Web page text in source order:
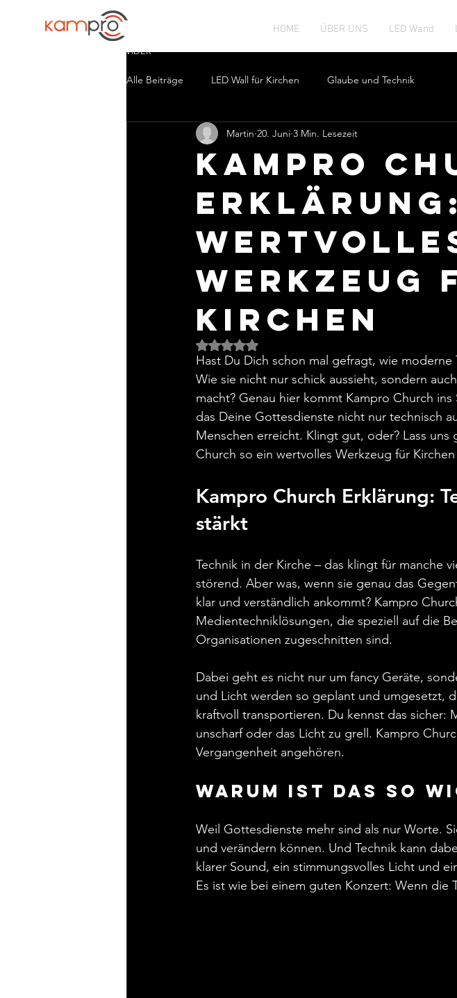
CHURCH SOLUTION PROVIDER
HOME ÜBER UNS LED Wand
Alle Beiträge LED Wall für Kirchen Glaube und Technik
Kampro
Erklärung:
Werkzeug
Kirchen
Martin 20. Juni 3 Min. Lesezeit
Mit NaN von 5 Sternen bewertet.
Hast Du Dich schon mal gefragt, wie
Wie sie nicht nur schick aussieht, sondern
macht? Genau hier kommt Kampro Church
das Deine Gottesdienste nicht nur technisch
Menschen erreicht. Klingt gut, oder? Lass
Church so ein wertvolles Werkzeug für Kirchen
Kampro Church Erklärung:
stärkt
Technik in der Kirche – das klingt für manche
störend. Aber was, wenn sie genau das
klar und verständlich ankommt? Kampro
Medientechniklösungen, die speziell auf die
Organisationen zugeschnitten sind.
Dabei geht es nicht nur um fancy Geräte,
und Licht werden so geplant und umgesetzt,
kraftvoll transportieren. Du kennst das sicher:
unscharf oder das Licht zu grell. Kampro
Vergangenheit angehören.
Warum ist das so
Weil Gottesdienste mehr sind als nur Worte.
und verändern können. Und Technik kann
klarer Sound, ein stimmungsvolles Licht und
Es ist wie bei einem guten Konzert: Wenn die